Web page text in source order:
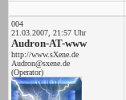
004
21.03.2007, 21:57 Uhr
Audron-AT-www
http://www.sXene.de
Audron@sxene.de
(Operator)